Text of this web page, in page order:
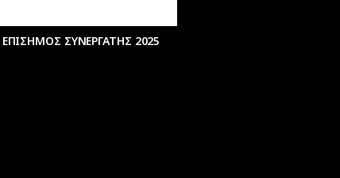
ΕΠΙΣΗΜΟΣ ΣΥΝΕΡΓΑΤΗΣ 2025